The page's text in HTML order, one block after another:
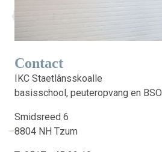
Contact
IKC Staetlânsskoalle
basisschool, peuteropvang en BSO
Smidsreed 6
8804 NH Tzum